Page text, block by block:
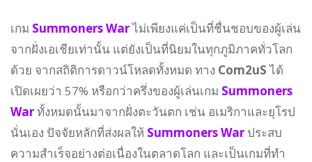
เกม Summoners Warไม่เพียงแค่เป็นที่ชื่นชอบของผู้เล่น
จากฝั่งเอเชียเท่านั้น แต่ยังเป็นที่นิยมในทุกภูมิภาคทั่วโลก
ด้วย จากสถิติการดาวน์โหลดทั้งหมด ทาง Com2uSได้
เปิดเผยว่า 57% หรือกว่าครึ่งของผู้เล่นเกม Summoners
Warทั้งหมดนั้นมาจากฝั่งตะวันตก เช่น อเมริกาและยุโรป
นั่นเอง ปัจจัยหลักที่ส่งผลให้ Summoners War ประสบ
ความสำเร็จอย่างต่อเนื่องในตลาดโลก และเป็นเกมที่ทำ